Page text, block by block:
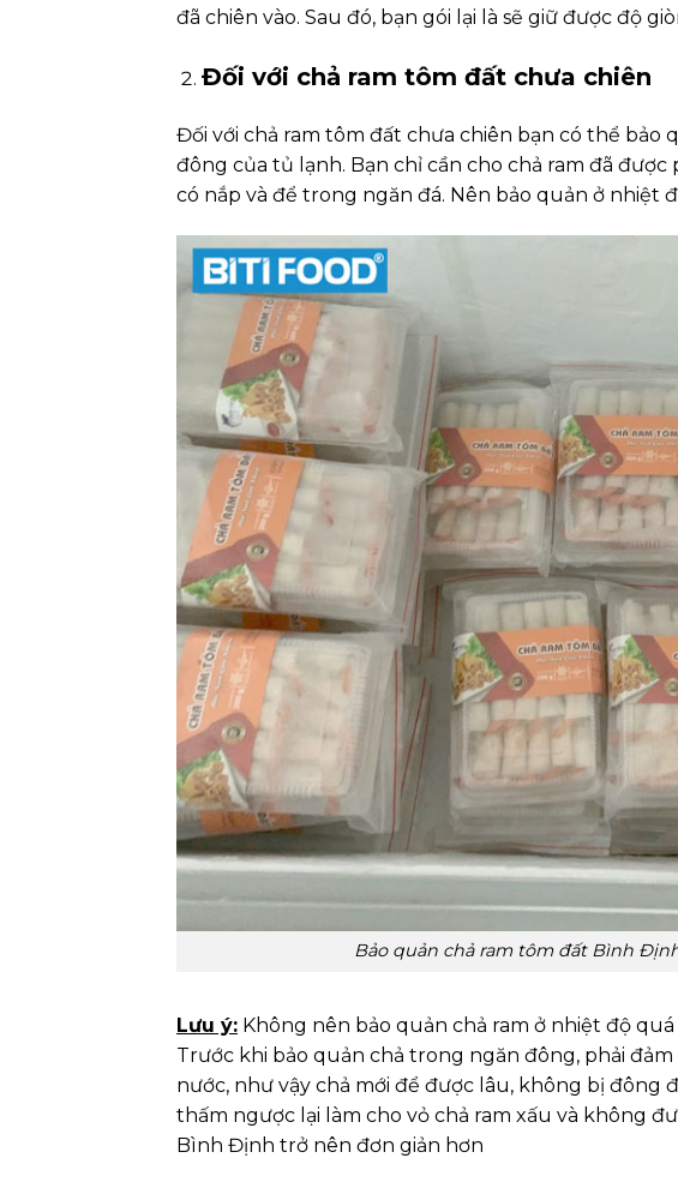
đã chiên vào. Sau đó, bạn gói lại là sẽ giữ được độ
Đối với chả ram tôm đất chưa chiên
Đối với chả ram tôm đất chưa chiên bạn có thể
đông của tủ lạnh. Bạn chỉ cần cho chả ram đã
có nắp và để trong ngăn đá. Nên bảo quản ở nhiệt
Bảo quản chả ram tôm đất Bình
Lưu ý: Không nên bảo quản chả ram ở nhiệt độ
Trước khi bảo quản chả trong ngăn đông, phải
nước, như vậy chả mới để được lâu, không bị đông
thấm ngược lại làm cho vỏ chả ram xấu và không
Bình Định trở nên đơn giản hơn